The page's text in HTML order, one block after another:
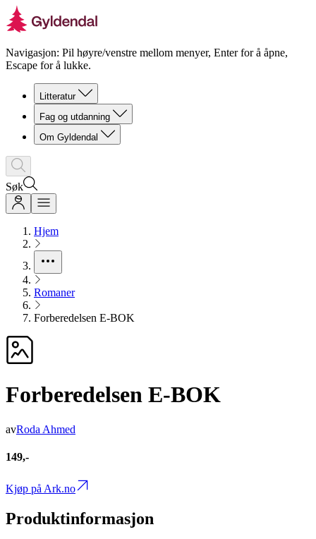
Navigasjon: Pil høyre/venstre mellom menyer, Enter for å åpne,
Escape for å lukke.
Litteratur
Fag og utdanning
Om Gyldendal
Søk
Hjem
Romaner
Forberedelsen E-BOK
Forberedelsen E-BOK
avRoda Ahmed
149,-
Kjøp på Ark.no
Produktinformasjon